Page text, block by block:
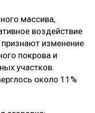
массива,
воздействие
изменение
покрова и
участков.
около 11%